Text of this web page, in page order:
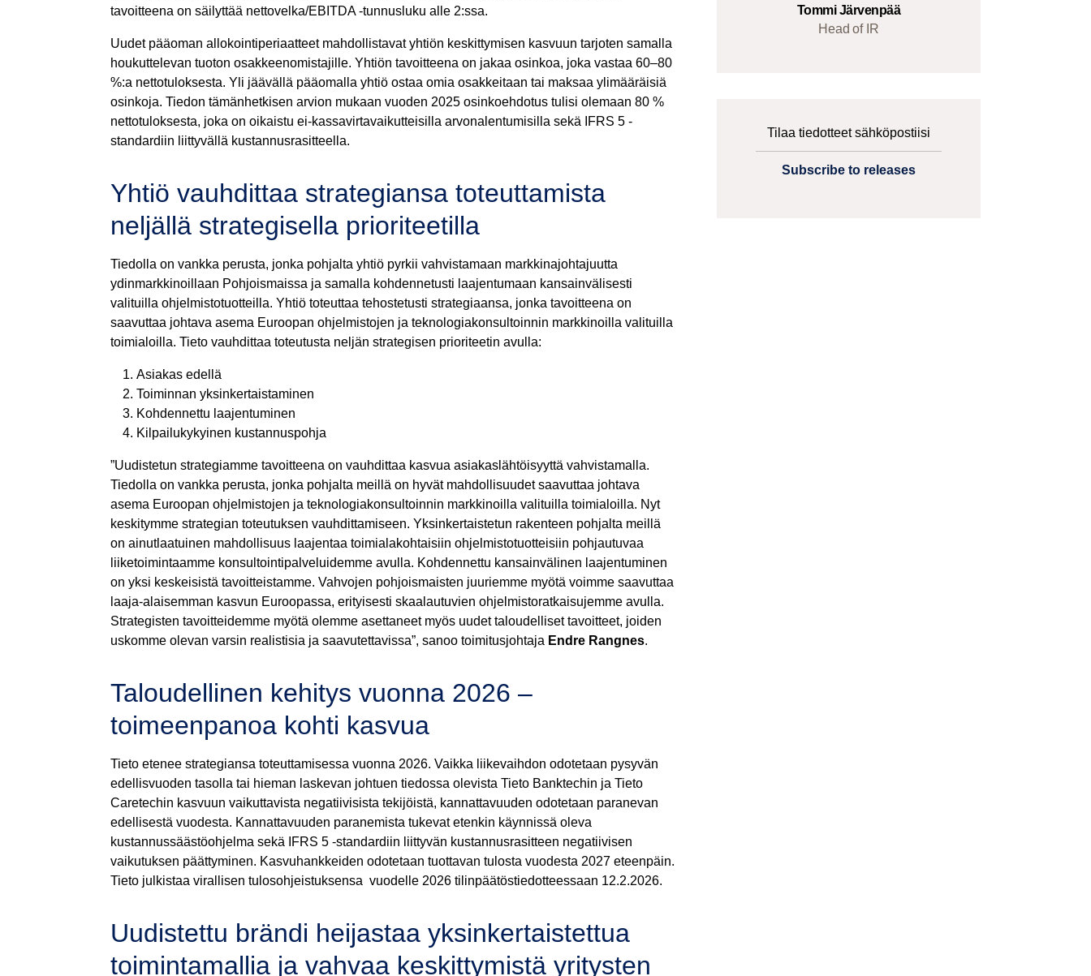
tavoitteena on säilyttää nettovelka/EBITDA -tunnusluku alle 2:ssa.
Uudet pääoman allokointiperiaatteet mahdollistavat yhtiön keskittymisen kasvuun tarjoten samalla
houkuttelevan tuoton osakkeenomistajille. Yhtiön tavoitteena on jakaa osinkoa, joka vastaa 60–80
%:a nettotuloksesta. Yli jäävällä pääomalla yhtiö ostaa omia osakkeitaan tai maksaa ylimääräisiä
osinkoja. Tiedon tämänhetkisen arvion mukaan vuoden 2025 osinkoehdotus tulisi olemaan 80 %
nettotuloksesta, joka on oikaistu ei-kassavirtavaikutteisilla arvonalentumisilla sekä IFRS 5 -
standardiin liittyvällä kustannusrasitteella.
Yhtiö vauhdittaa strategiansa toteuttamista
neljällä strategisella prioriteetilla
Tiedolla on vankka perusta, jonka pohjalta yhtiö pyrkii vahvistamaan markkinajohtajuutta
ydinmarkkinoillaan Pohjoismaissa ja samalla kohdennetusti laajentumaan kansainvälisesti
valituilla ohjelmistotuotteilla. Yhtiö toteuttaa tehostetusti strategiaansa, jonka tavoitteena on
saavuttaa johtava asema Euroopan ohjelmistojen ja teknologiakonsultoinnin markkinoilla valituilla
toimialoilla. Tieto vauhdittaa toteutusta neljän strategisen prioriteetin avulla:
Asiakas edellä
Toiminnan yksinkertaistaminen
Kohdennettu laajentuminen
Kilpailukykyinen kustannuspohja
”Uudistetun strategiamme tavoitteena on vauhdittaa kasvua asiakaslähtöisyyttä vahvistamalla.
Tiedolla on vankka perusta, jonka pohjalta meillä on hyvät mahdollisuudet saavuttaa johtava
asema Euroopan ohjelmistojen ja teknologiakonsultoinnin markkinoilla valituilla toimialoilla. Nyt
keskitymme strategian toteutuksen vauhdittamiseen. Yksinkertaistetun rakenteen pohjalta meillä
on ainutlaatuinen mahdollisuus laajentaa toimialakohtaisiin ohjelmistotuotteisiin pohjautuvaa
liiketoimintaamme konsultointipalveluidemme avulla. Kohdennettu kansainvälinen laajentuminen
on yksi keskeisistä tavoitteistamme. Vahvojen pohjoismaisten juuriemme myötä voimme saavuttaa
laaja-alaisemman kasvun Euroopassa, erityisesti skaalautuvien ohjelmistoratkaisujemme avulla.
Strategisten tavoitteidemme myötä olemme asettaneet myös uudet taloudelliset tavoitteet, joiden
uskomme olevan varsin realistisia ja saavutettavissa”, sanoo toimitusjohtaja Endre Rangnes.
Taloudellinen kehitys vuonna 2026 –
toimeenpanoa kohti kasvua
Tieto etenee strategiansa toteuttamisessa vuonna 2026. Vaikka liikevaihdon odotetaan pysyvän
edellisvuoden tasolla tai hieman laskevan johtuen tiedossa olevista Tieto Banktechin ja Tieto
Caretechin kasvuun vaikuttavista negatiivisista tekijöistä, kannattavuuden odotetaan paranevan
edellisestä vuodesta. Kannattavuuden paranemista tukevat etenkin käynnissä oleva
kustannussäästöohjelma sekä IFRS 5 -standardiin liittyvän kustannusrasitteen negatiivisen
vaikutuksen päättyminen. Kasvuhankkeiden odotetaan tuottavan tulosta vuodesta 2027 eteenpäin.
Tieto julkistaa virallisen tulosohjeistuksensa vuodelle 2026 tilinpäätöstiedotteessaan 12.2.2026.
Uudistettu brändi heijastaa yksinkertaistettua
toimintamallia ja vahvaa keskittymistä yritysten
Tommi Järvenpää
Head of IR
Tilaa tiedotteet sähköpostiisi
Subscribe to releases